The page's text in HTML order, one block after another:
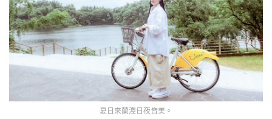
夏日來蘭潭日夜皆美。